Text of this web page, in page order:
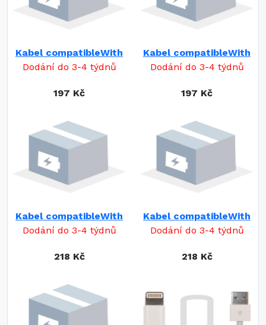
Kabel compatibleWith
Dodání do 3-4 týdnů
197 Kč
Kabel compatibleWith
Dodání do 3-4 týdnů
197 Kč
Kabel compatibleWith
Dodání do 3-4 týdnů
218 Kč
Kabel compatibleWith
Dodání do 3-4 týdnů
218 Kč